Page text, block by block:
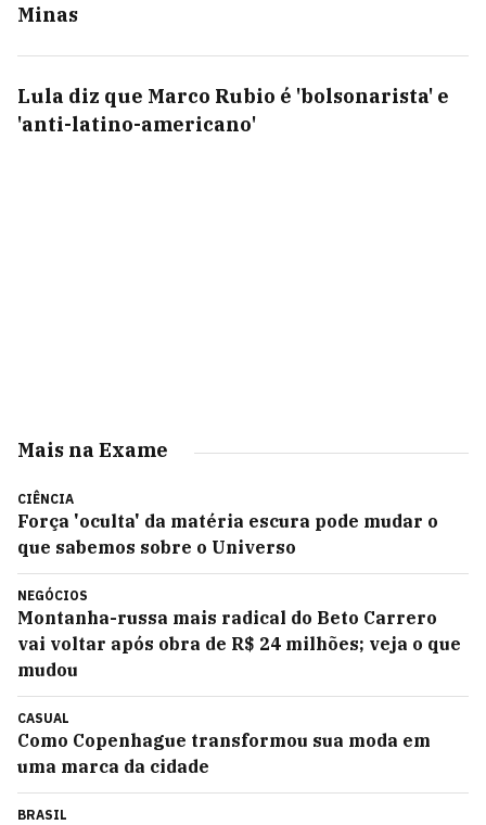
Minas
Lula diz que Marco Rubio é 'bolsonarista' e
'anti-latino-americano'
Mais na Exame
CIÊNCIA
Força 'oculta' da matéria escura pode mudar o
que sabemos sobre o Universo
NEGÓCIOS
Montanha-russa mais radical do Beto Carrero
vai voltar após obra de R$ 24 milhões; veja o que
mudou
CASUAL
Como Copenhague transformou sua moda em
uma marca da cidade
BRASIL